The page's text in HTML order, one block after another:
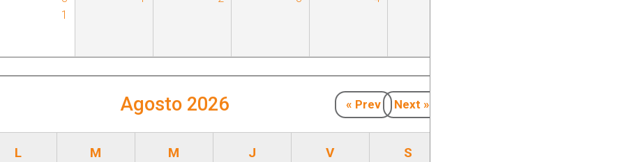
1
Agosto 2026 « Prev Next »
L M M J V S